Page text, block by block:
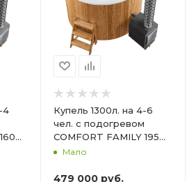
4
Купель 1300л. на 4-6
чел. с подогревом
COMFORT FAMILY 195
HOT 50кВт., Доп.
Хромотерапия +
Мало
479 000 руб.